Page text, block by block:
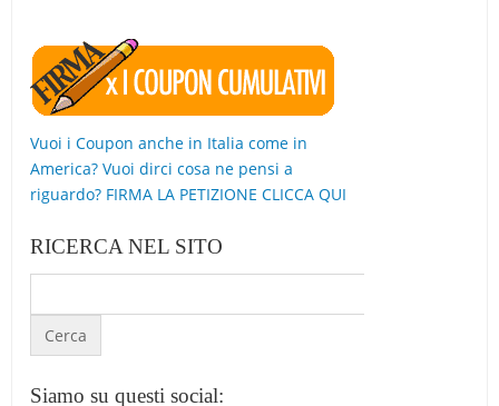
Vuoi i Coupon anche in Italia come in
America? Vuoi dirci cosa ne pensi a
riguardo? FIRMA LA PETIZIONE CLICCA QUI
RICERCA NEL SITO
Siamo su questi social: